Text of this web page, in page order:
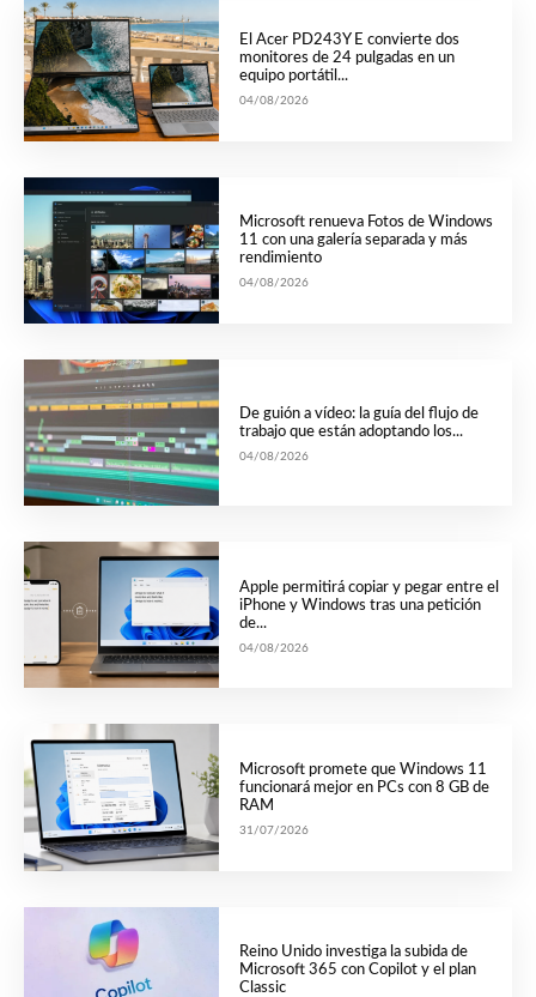
El Acer PD243Y E convierte dos
monitores de 24 pulgadas en un
equipo portátil...
04/08/2026
Microsoft renueva Fotos de Windows
11 con una galería separada y más
rendimiento
04/08/2026
De guión a vídeo: la guía del flujo de
trabajo que están adoptando los...
04/08/2026
Apple permitirá copiar y pegar entre el
iPhone y Windows tras una petición
de...
04/08/2026
Microsoft promete que Windows 11
funcionará mejor en PCs con 8 GB de
RAM
31/07/2026
Reino Unido investiga la subida de
Microsoft 365 con Copilot y el plan
Classic